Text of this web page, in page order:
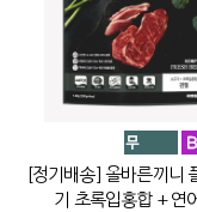
[정기배송] 올바른끼니
기 초록입홍합 + 연